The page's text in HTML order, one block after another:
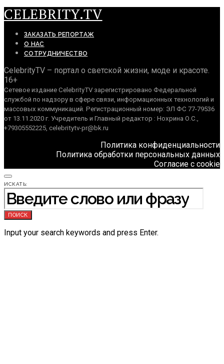
CELEBRITY.TV
ЗАКАЗАТЬ РЕПОРТАЖ
О НАС
СОТРУДНИЧЕСТВО
CelebrityTV – портал о светской жизни, моде и красоте.
16+
Сетевое издание CelebrityTV зарегистрировано Федеральной
службой по надзору в сфере связи, информационных технологий и
массовых коммуникаций. Регистрационный номер: ЭЛ ФС 77-79536
от 13.11.2020 г. Учредитель и Главный редактор : Нохрина О.С.,
+79305552225, celebritytv-pr@bk.ru
Политика конфиденциальности
Политика обработки персональных данных
Согласие с cookie
ИСКАТЬ:
ПОИСК
Input your search keywords and press Enter.